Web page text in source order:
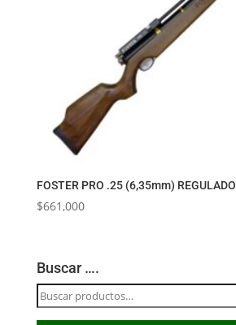
FOSTER PRO .25 (6,35mm) REGULADO
$661,000
Buscar ….
Buscar
por: